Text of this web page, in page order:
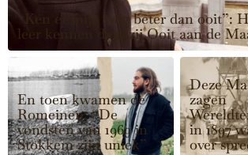
“Ken er mijn weg beter dan ooit”:
leer kennen dankzij Ooit aan de
En toen kwamen de
Romeinen: “De
vondsten van 1969 in
Stokkem zijn uniek”
Deze
zagen
in 1897
over